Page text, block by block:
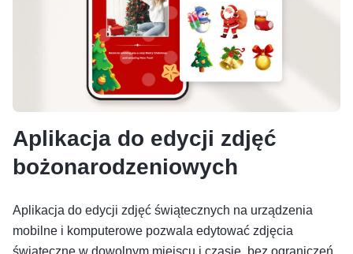
Aplikacja do edycji zdjęć
bożonarodzeniowych
Aplikacja do edycji zdjęć świątecznych na urządzenia
mobilne i komputerowe pozwala edytować zdjęcia
świąteczne w dowolnym miejscu i czasie, bez ograniczeń